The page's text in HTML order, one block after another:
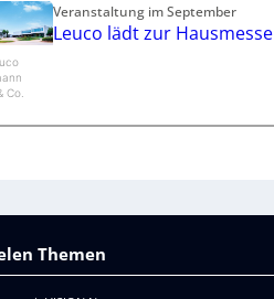
Co.
Veranstaltung im September
Leuco lädt zur Hausmesse
Themen